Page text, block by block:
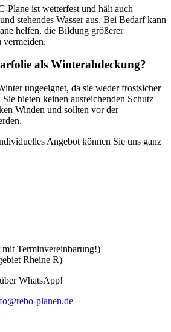
Plane ist wetterfest und hält auch
stehendes Wasser aus. Bei Bedarf kann
helfen, die Bildung größerer
vermeiden.
als Winterabdeckung?
ungeeignet, da sie weder frostsicher
bieten keinen ausreichenden Schutz
Winden und sollten vor der
Angebot können Sie uns ganz
Terminvereinbarung!)
Rheine R)
WhatsApp!
planen.de